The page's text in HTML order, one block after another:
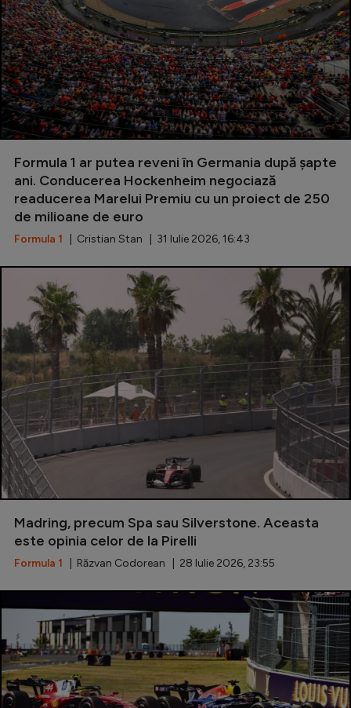
Formula 1 ar putea reveni în Germania după șapte
ani. Conducerea Hockenheim negociază
readucerea Marelui Premiu cu un proiect de 250
de milioane de euro
Formula 1 | Cristian Stan | 31 Iulie 2026, 16:43
Madring, precum Spa sau Silverstone. Aceasta
este opinia celor de la Pirelli
Formula 1 | Răzvan Codorean | 28 Iulie 2026, 23:55